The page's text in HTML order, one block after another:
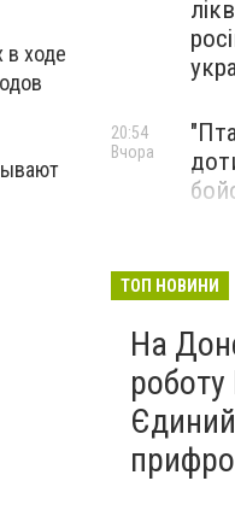
в ходе
20:54
Вчора
Вчора
ТОП НОВИНИ
На
роботу